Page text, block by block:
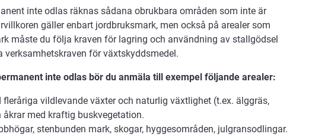
inte odlas räknas sådana obrukbara områden som inte är
gäller enbart jordbruksmark, men också på arealer som
måste du följa kraven för lagring och användning av stallgödsel
verksamhetskraven för växtskyddsmedel.
inte odlas bör du anmäla till exempel följande arealer:
fleråriga vildlevande växter och naturlig växtlighet (t.ex. älggräs,
åkrar med kraftig buskvegetation.
stenbunden mark, skogar, hyggesområden, julgransodlingar.